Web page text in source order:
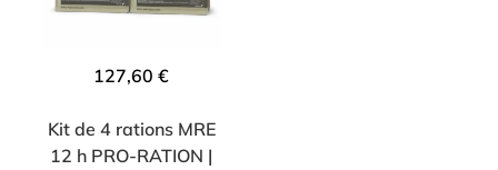
127,60€
Kit de 4 rations MRE
12 h PRO-RATION |